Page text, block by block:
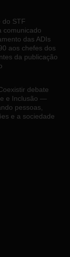
do STF
comunicado
das ADIs
aos chefes dos
da publicação
debate
e Inclusão —
pessoas,
e a sociedade